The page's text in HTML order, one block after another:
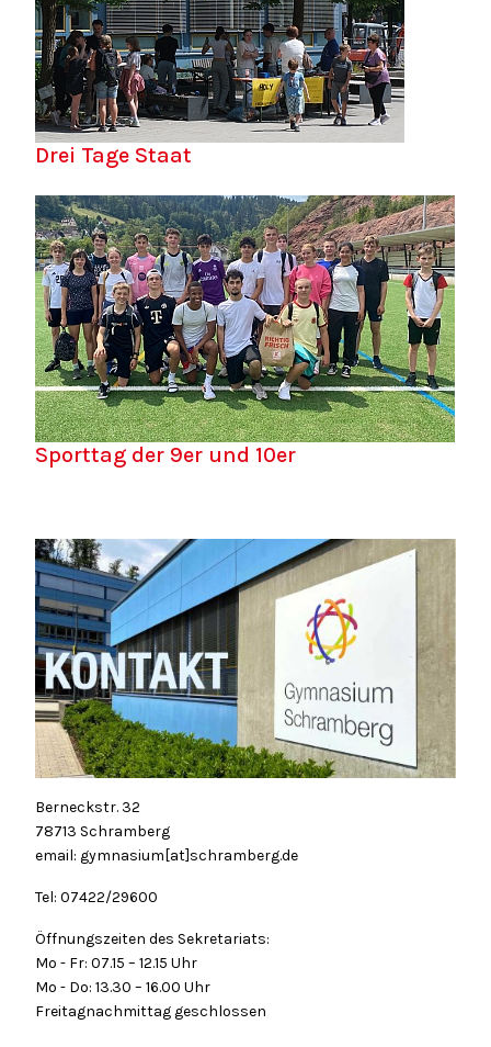
Drei Tage Staat
Sporttag der 9er und 10er
Berneckstr. 32
78713 Schramberg
email: gymnasium[at]schramberg.de
Tel: 07422/29600
Öffnungszeiten des Sekretariats:
Mo - Fr: 07.15 – 12.15 Uhr
Mo - Do: 13.30 – 16.00 Uhr
Freitagnachmittag geschlossen